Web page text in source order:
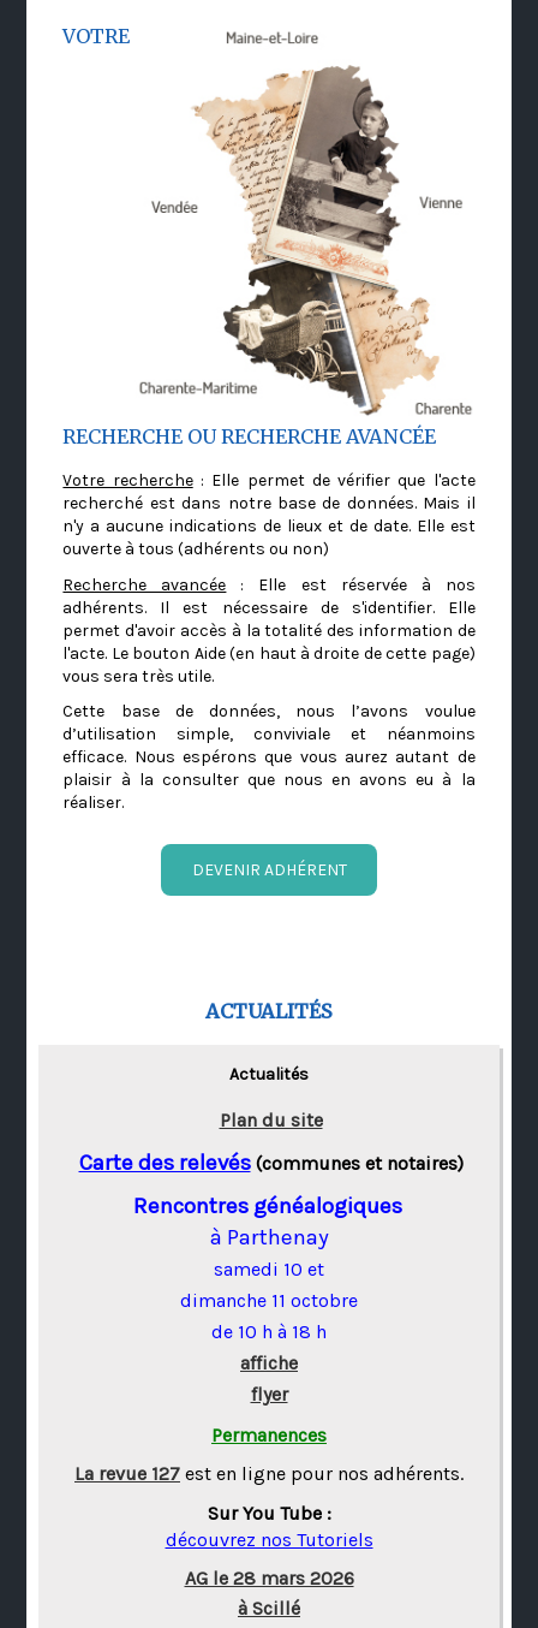
VOTRE
RECHERCHE OU RECHERCHE AVANCÉE
Votre recherche: Elle permet de vérifier que l'acte
recherché est dans notre base de données. Mais il
n'y a aucune indications de lieux et de date. Elle est
ouverte à tous (adhérents ou non)
Recherche avancée : Elle est réservée à nos
adhérents. Il est nécessaire de s'identifier. Elle
permet d'avoir accès à la totalité des information de
l'acte. Le bouton Aide (en haut à droite de cette page)
vous sera très utile.
Cette base de données, nous l’avons voulue
d’utilisation simple, conviviale et néanmoins
efficace. Nous espérons que vous aurez autant de
plaisir à la consulter que nous en avons eu à la
réaliser.
DEVENIR ADHÉRENT
ACTUALITÉS
Actualités
Plan du site
Carte des relevés(communes et notaires)
Rencontres généalogiques
à Parthenay
samedi 10 et
dimanche 11 octobre
de 10 h à 18 h
affiche
flyer
Permanences
La revue 127 est en ligne pour nos adhérents.
Sur You Tube :
découvrez nos Tutoriels
AG le 28 mars 2026
à Scillé